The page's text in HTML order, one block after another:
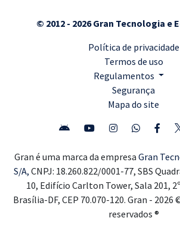
© 2012 - 2026 Gran Tecnologia e
Política de privacidade
Termos de uso
Regulamentos
Segurança
Mapa do site
Gran é uma marca da empresa Gran
S/A, CNPJ: 18.260.822/0001-77, SBS
10, Edifício Carlton Tower, Sala 201,
Brasília-DF, CEP 70.070-120. Gran -
reservados ®